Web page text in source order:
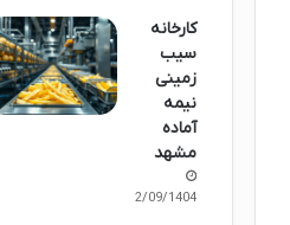
کارخانه
سیب
زمینی
نیمه
آماده
مشهد
12/09/1404